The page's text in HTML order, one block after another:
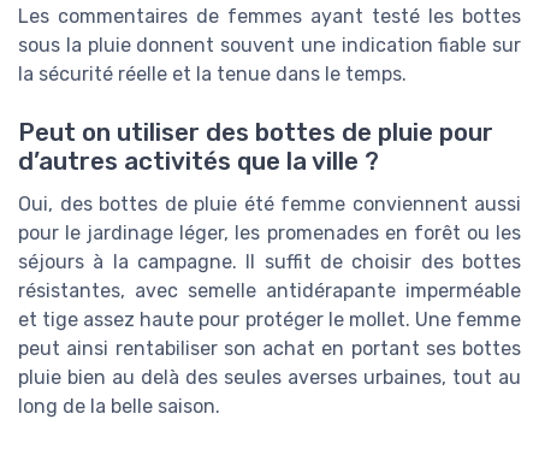
Les commentaires de femmes ayant testé les bottes
sous la pluie donnent souvent une indication fiable sur
la sécurité réelle et la tenue dans le temps.
Peut on utiliser des bottes de pluie pour
d’autres activités que la ville ?
Oui, des bottes de pluie été femme conviennent aussi
pour le jardinage léger, les promenades en forêt ou les
séjours à la campagne. Il suffit de choisir des bottes
résistantes, avec semelle antidérapante imperméable
et tige assez haute pour protéger le mollet. Une femme
peut ainsi rentabiliser son achat en portant ses bottes
pluie bien au delà des seules averses urbaines, tout au
long de la belle saison.